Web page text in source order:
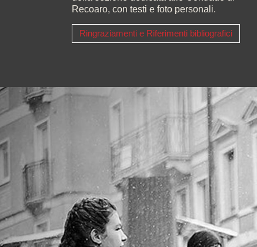
Recoaro, con testi e foto personali.
Ringraziamenti e Riferimenti bibliografici